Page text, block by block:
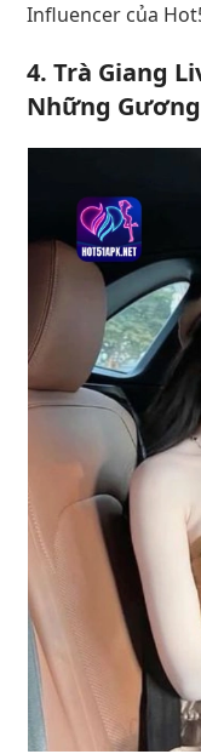
Influencer của
4.Trà Giang
Những